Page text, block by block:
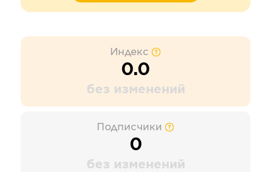
Индекс
0.0
без изменений
Подписчики
0
без изменений